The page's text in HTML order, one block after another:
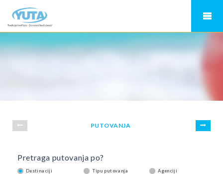
PUTOVANJA
Pretraga putovanja po?
Destinaciji Tipu putovanja Agenciji